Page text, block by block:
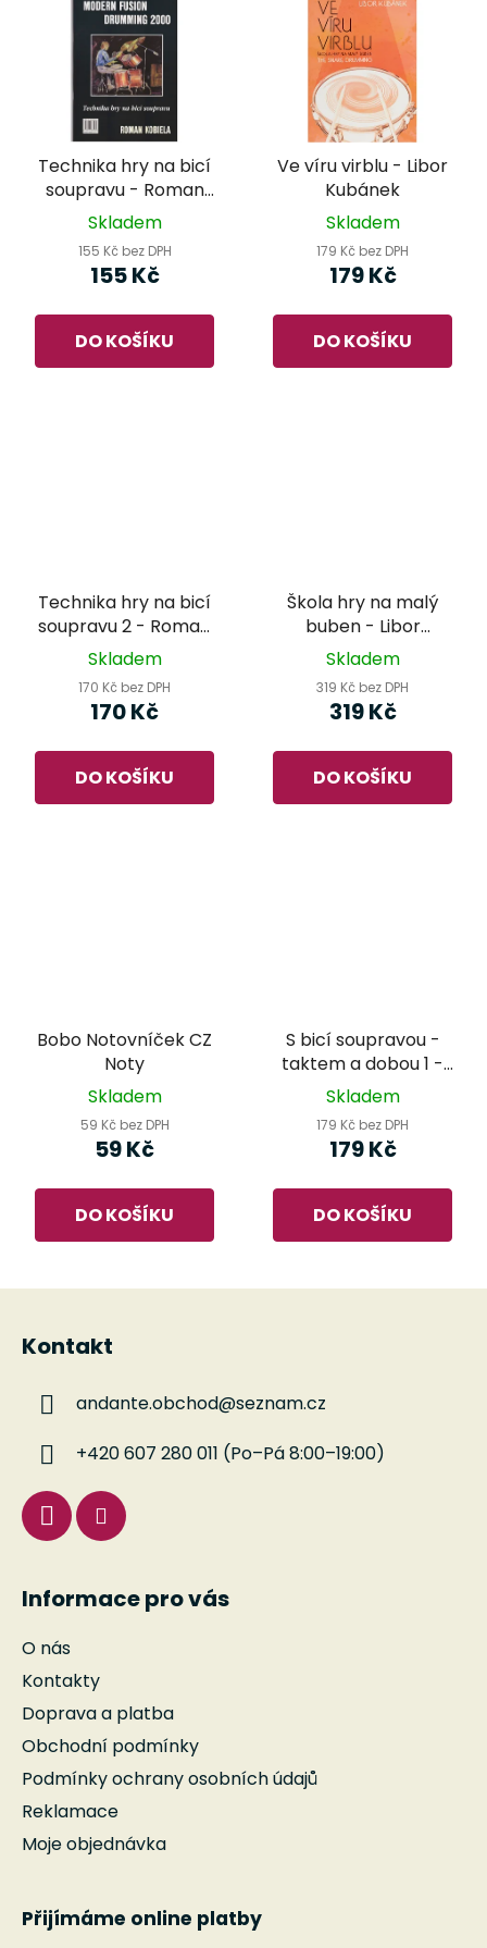
Technika hry na bicí
soupravu - Roman
Kobiela
Skladem
155 Kč bez DPH
155 Kč
DO KOŠÍKU
Ve víru virblu - Libor
Kubánek
Skladem
179 Kč bez DPH
179 Kč
DO KOŠÍKU
Technika hry na bicí
soupravu 2 - Roman
Kobiela
Skladem
170 Kč bez DPH
170 Kč
DO KOŠÍKU
Škola hry na malý
buben - Libor
Kubánek
Skladem
319 Kč bez DPH
319 Kč
DO KOŠÍKU
Bobo Notovníček CZ
Noty
Skladem
59 Kč bez DPH
59 Kč
DO KOŠÍKU
S bicí soupravou -
taktem a dobou 1 -
Libor Kubánek
Skladem
179 Kč bez DPH
179 Kč
DO KOŠÍKU
Z
Kontakt
andante.obchod@seznam.cz
+420 607 280 011 (Po–Pá 8:00–19:00)
Informace pro vás
O nás
Kontakty
Doprava a platba
Obchodní podmínky
Podmínky ochrany osobních údajů
Reklamace
Moje objednávka
Přijímáme online platby